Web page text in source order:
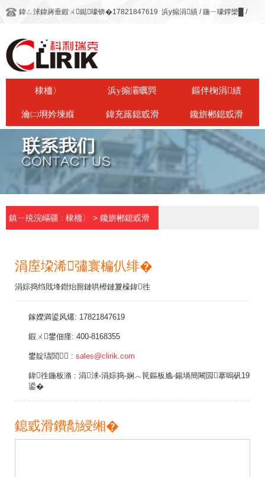
鍏ㄥ浗鍏嶈垂鍜ㄨ鐑嚎锛�17821847619 浜у搧涓績 /鍦ㄧ嚎鐣欒█ /
棣栭〉 浜у搧灞曞巺 鏂伴椈涓績
瀹㈡埛妗堜緥 鍏充簬鎴戜滑 鑱旂郴鎴戜滑
鎮ㄧ殑浣嶇疆 : 棣栭〉 > 鑱旂郴鎴戜滑
涓庢垜浠彇寰楄仈绯�
涓婃捣绉戝埄鐟炲厠鏈哄櫒鏈夐檺鍏徃
鎵嬫満鍙风爜: 17821847619
鍜ㄨ鐢佃瘽: 400-8168355
鐢靛瓙閭 : sales@clirik.com
鍏徃鍦板潃 : 涓浗-涓婃捣-娴︿笢鏂板尯-鍚堝簡闀囩搴嗚矾19
鍙�
鎴戜滑鐨勪綅缃�